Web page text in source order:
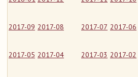
2017-09 2017-08 2017-07 2017-06
2017-05 2017-04 2017-03 2017-02